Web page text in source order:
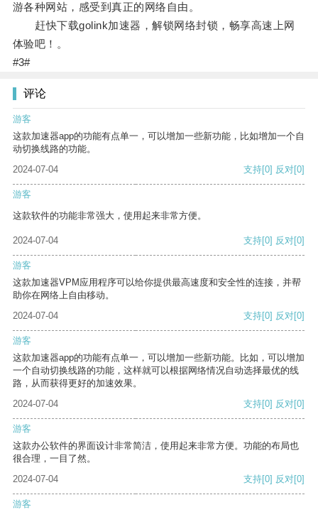
游各种网站，感受到真正的网络自由。
赶快下载golink加速器，解锁网络封锁，畅享高速上网
体验吧！。
#3#
评论
游客
这款加速器app的功能有点单一，可以增加一些新功能，比如增加一个自
动切换线路的功能。
2024-07-04
支持[0] 反对[0]
游客
这款软件的功能非常强大，使用起来非常方便。
2024-07-04 支持[0] 反对[0]
游客
这款加速器VPM应用程序可以给你提供最高速度和安全性的连接，并帮
助你在网络上自由移动。
2024-07-04
支持[0] 反对[0]
游客
这款加速器app的功能有点单一，可以增加一些新功能。比如，可以增加
一个自动切换线路的功能，这样就可以根据网络情况自动选择最优的线
路，从而获得更好的加速效果。
2024-07-04
支持[0] 反对[0]
游客
这款办公软件的界面设计非常简洁，使用起来非常方便。功能的布局也
很合理，一目了然。
2024-07-04
支持[0] 反对[0]
游客